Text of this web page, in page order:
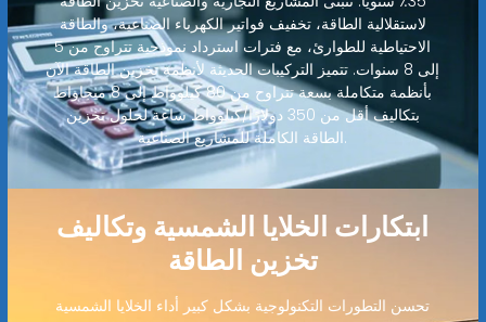
لاستقلالية الطاقة، تخفيف فواتير الكهرباء الصناعية، والطاقة
الاحتياطية للطوارئ، مع فترات استرداد نموذجية تتراوح من 5
إلى 8 سنوات. تتميز التركيبات الحديثة لأنظمة تخزين الطاقة الآن
بأنظمة متكاملة بسعة تتراوح من 80 كيلوواط إلى 8 ميجاواط
بتكاليف أقل من 350 دولارًا/كيلوواط ساعة لحلول تخزين
الطاقة الكاملة للمشاريع الصناعية.
ابتكارات الخلايا الشمسية وتكاليف
تخزين الطاقة
تحسن التطورات التكنولوجية بشكل كبير أداء الخلايا الشمسية